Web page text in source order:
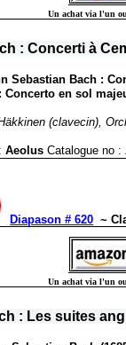
Un achat via l'un
: Concerti à
Sebastian Bach :
Concerto en sol
(clavecin),
AeolusCatalogue no :
Diapason # 620 ~
Un achat via l'un
: Les suites